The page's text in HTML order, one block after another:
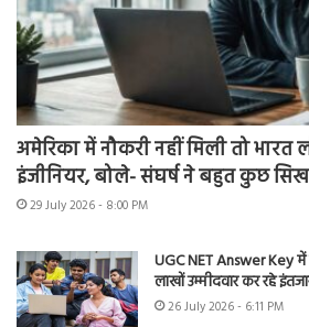
अमेरिका में नौकरी नहीं मिली तो भारत
इंजीनियर, बोले- संघर्ष ने बहुत कुछ
29 July 2026 - 8:00 PM
UGC NET Answer Key
लाखों उम्मीदवार कर रहे
26 July 2026 - 6:11 PM